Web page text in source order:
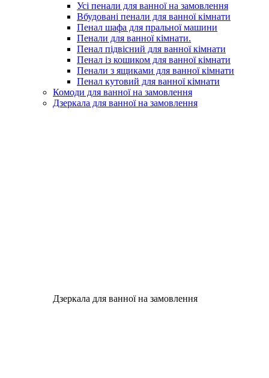
Усі пенали для ванної на замовлення
Вбудовані пенали для ванної кімнати
Пенал шафа для пральної машини
Пенали для ванної кімнати.
Пенал підвісний для ванної кімнати
Пенал із кошиком для ванної кімнати
Пенали з ящиками для ванної кімнати
Пенал кутовий для ванної кімнати
Комоди для ванної на замовлення
Дзеркала для ванної на замовлення
Дзеркала для ванної на замовлення